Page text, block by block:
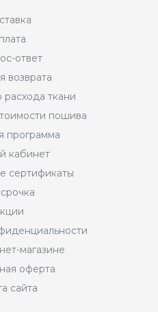
ответ
возврата
расхода ткани
пошива
программа
кабинет
сертификаты
магазине
оферта
сайта